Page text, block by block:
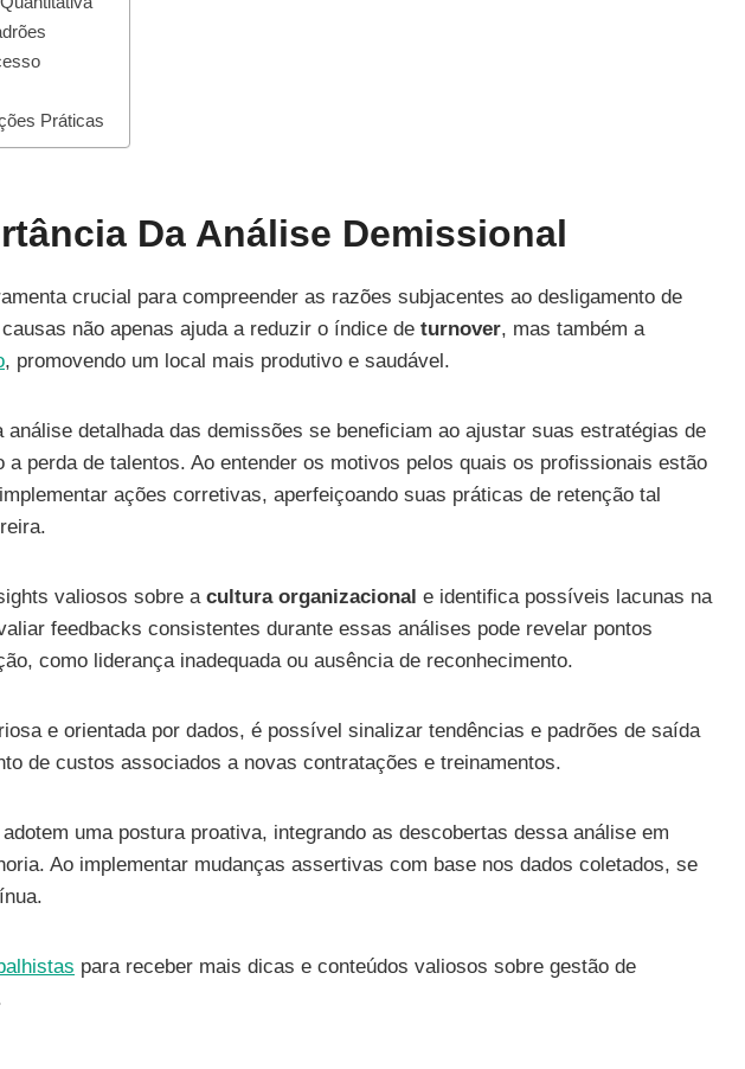
Práticas
Da Análise Demissional
crucial para compreender as razões subjacentes ao desligamento de
não apenas ajuda a reduzir o índice de turnover, mas também a
, promovendo um local mais produtivo e saudável.
detalhada das demissões se beneficiam ao ajustar suas estratégias de
a perda de talentos. Ao entender os motivos pelos quais os profissionais estão
ações corretivas, aperfeiçoando suas práticas de retenção tal
valiosos sobre a cultura organizacional e identifica possíveis lacunas na
feedbacks consistentes durante essas análises pode revelar pontos
como liderança inadequada ou ausência de reconhecimento.
e orientada por dados, é possível sinalizar tendências e padrões de saída
de custos associados a novas contratações e treinamentos.
uma postura proativa, integrando as descobertas dessa análise em
Ao implementar mudanças assertivas com base nos dados coletados, se
para receber mais dicas e conteúdos valiosos sobre gestão de